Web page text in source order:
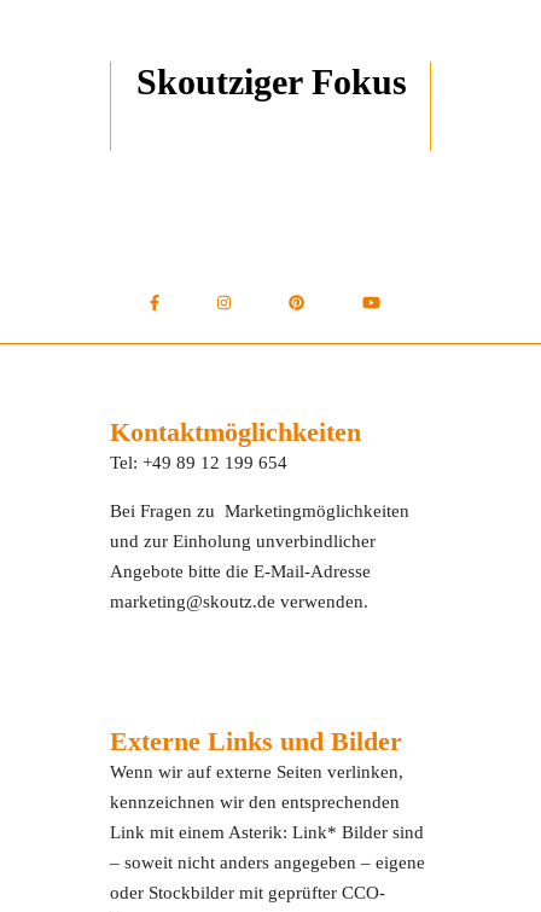
Skoutziger Fokus
Kontaktmöglichkeiten
Tel: +49 89 12 199 654
Bei Fragen zu Marketingmöglichkeiten
und zur Einholung unverbindlicher
Angebote bitte die E-Mail-Adresse
marketing@skoutz.de verwenden.
Externe Links und Bilder
Wenn wir auf externe Seiten verlinken,
kennzeichnen wir den entsprechenden
Link mit einem Asterik: Link* Bilder sind
– soweit nicht anders angegeben – eigene
oder Stockbilder mit geprüfter CCO-